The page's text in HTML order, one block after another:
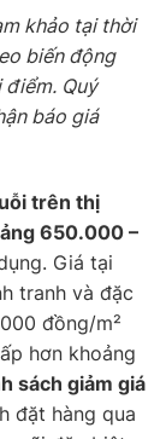
khảo tại thời
biến động
Quý
báo giá
trên thị
650.000 –
Giá tại
tranh và đặc
đồng/m²
hơn khoảng
sách giảm giá
đặt hàng qua